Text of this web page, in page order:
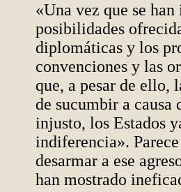
«Una vez que se
posibilidades
diplomáticas y los
convenciones y las
que, a pesar de ello,
de sucumbir a causa
injusto, los Estados
indiferencia».
desarmar a ese
han mostrado